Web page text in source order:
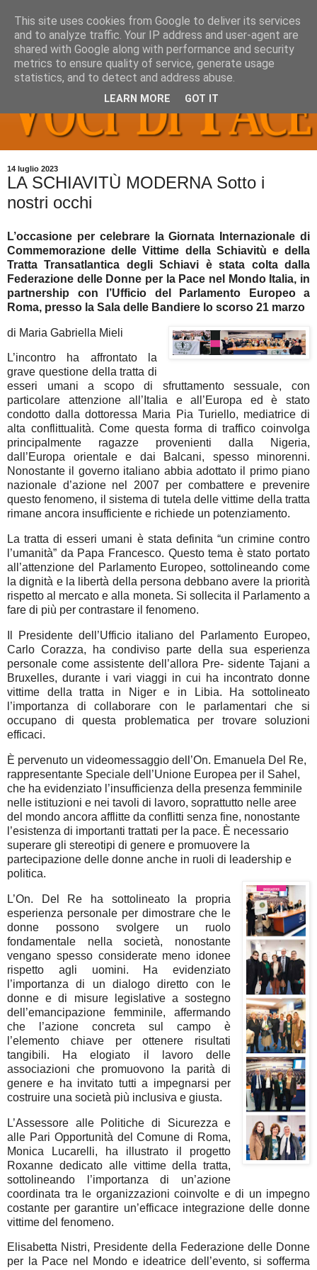
14 luglio 2023
LA SCHIAVITÙ MODERNA Sotto i
nostri occhi
L’occasione per celebrare la Giornata Internazionale di
Commemorazione delle Vittime della Schiavitù e della
Tratta Transatlantica degli Schiavi è stata colta dalla
Federazione delle Donne per la Pace nel Mondo Italia, in
partnership con l’Ufficio del Parlamento Europeo a
Roma, presso la Sala delle Bandiere lo scorso 21 marzo
di Maria Gabriella Mieli
L’incontro ha affrontato la
grave questione della tratta di
esseri umani a scopo di sfruttamento sessuale, con
particolare attenzione all’Italia e all’Europa ed è stato
condotto dalla dottoressa Maria Pia Turiello, mediatrice di
alta conflittualità. Come questa forma di traffico coinvolga
principalmente ragazze provenienti dalla Nigeria,
dall’Europa orientale e dai Balcani, spesso minorenni.
Nonostante il governo italiano abbia adottato il primo piano
nazionale d’azione nel 2007 per combattere e prevenire
questo fenomeno, il sistema di tutela delle vittime della tratta
rimane ancora insufficiente e richiede un potenziamento.
La tratta di esseri umani è stata definita “un crimine contro
l’umanità” da Papa Francesco. Questo tema è stato portato
all’attenzione del Parlamento Europeo, sottolineando come
la dignità e la libertà della persona debbano avere la priorità
rispetto al mercato e alla moneta. Si sollecita il Parlamento a
fare di più per contrastare il fenomeno.
Il Presidente dell’Ufficio italiano del Parlamento Europeo,
Carlo Corazza, ha condiviso parte della sua esperienza
personale come assistente dell’allora Pre- sidente Tajani a
Bruxelles, durante i vari viaggi in cui ha incontrato donne
vittime della tratta in Niger e in Libia. Ha sottolineato
l’importanza di collaborare con le parlamentari che si
occupano di questa problematica per trovare soluzioni
efficaci.
È pervenuto un videomessaggio dell’On. Emanuela Del Re,
rappresentante Speciale dell’Unione Europea per il Sahel,
che ha evidenziato l’insufficienza della presenza femminile
nelle istituzioni e nei tavoli di lavoro, soprattutto nelle aree
del mondo ancora afflitte da conflitti senza fine, nonostante
l’esistenza di importanti trattati per la pace. È necessario
superare gli stereotipi di genere e promuovere la
partecipazione delle donne anche in ruoli di leadership e
politica.
L’On. Del Re ha sottolineato la propria
esperienza personale per dimostrare che le
donne possono svolgere un ruolo
fondamentale nella società, nonostante
vengano spesso considerate meno idonee
rispetto agli uomini. Ha evidenziato
l’importanza di un dialogo diretto con le
donne e di misure legislative a sostegno
dell’emancipazione femminile, affermando
che l’azione concreta sul campo è
l’elemento chiave per ottenere risultati
tangibili. Ha elogiato il lavoro delle
associazioni che promuovono la parità di
genere e ha invitato tutti a impegnarsi per
costruire una società più inclusiva e giusta.
L’Assessore alle Politiche di Sicurezza e
alle Pari Opportunità del Comune di Roma,
Monica Lucarelli, ha illustrato il progetto
Roxanne dedicato alle vittime della tratta,
sottolineando l’importanza di un’azione
coordinata tra le organizzazioni coinvolte e di un impegno
costante per garantire un’efficace integrazione delle donne
vittime del fenomeno.
Elisabetta Nistri, Presidente della Federazione delle Donne
per la Pace nel Mondo e ideatrice dell’evento, si sofferma
This site uses cookies from Google to deliver its services
and to analyze traffic. Your IP address and user-agent are
shared with Google along with performance and security
metrics to ensure quality of service, generate usage
statistics, and to detect and address abuse.
LEARN MORE GOT IT